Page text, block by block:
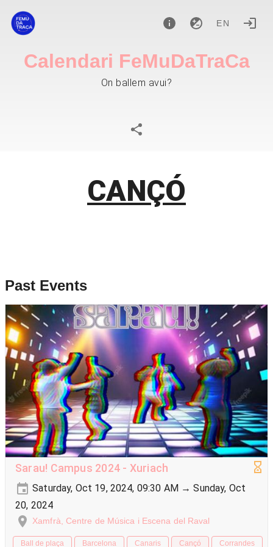
EN
Calendari FeMuDaTraCa
On ballem avui?
CANÇÓ
Past Events
Sarau! Campus 2024 - Xuriach
Saturday, Oct 19, 2024, 09:30 AM → Sunday, Oct
20, 2024
Xamfrà, Centre de Música i Escena del Raval
Ball de plaça Barcelona Canaris Cançó Corrandes